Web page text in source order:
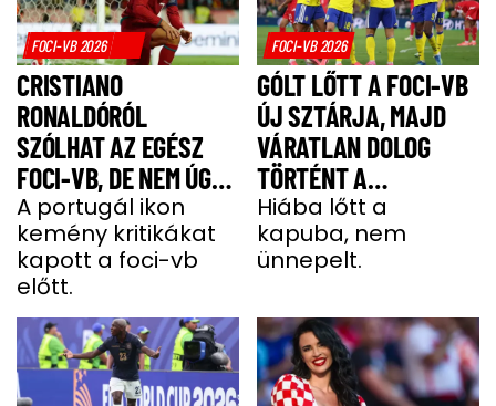
FOCI-VB 2026
CRISTIANO
RONALDÓRÓL
SZÓLHAT AZ EGÉSZ
FOCI-VB, DE NEM ÚGY,
AHOGY Ő AZT
SZERETNÉ
A portugál ikon
kemény kritikákat
kapott a foci-vb
előtt.
FOCI-VB 2026
GÓLT LŐTT A FOCI-VB
ÚJ SZTÁRJA, MAJD
VÁRATLAN DOLOG
TÖRTÉNT A
STADIONBAN
Hiába lőtt a
kapuba, nem
ünnepelt.